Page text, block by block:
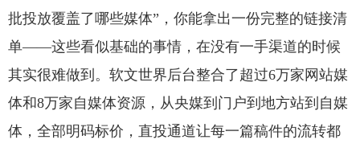
批投放覆盖了哪些媒体”，你能拿出一份完整的链接清
单——这些看似基础的事情，在没有一手渠道的时候
其实很难做到。软文世界后台整合了超过6万家网站媒
体和8万家自媒体资源，从央媒到门户到地方站到自媒
体，全部明码标价，直投通道让每一篇稿件的流转都